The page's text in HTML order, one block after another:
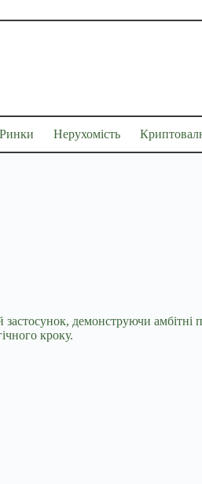
Ринки Нерухомість
демонструючи амбітні
кроку.